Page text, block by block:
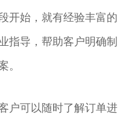
开始，就有经验丰富的
指导，帮助客户明确制
。
户可以随时了解订单进